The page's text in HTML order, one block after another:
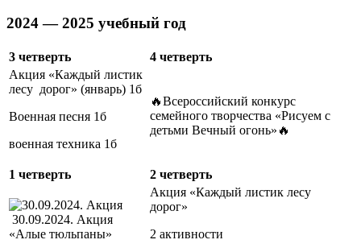
2024 — 2025 учебный год
3 четверть
4 четверть
Акция «Каждый листик
лесу дорог» (январь) 1б
Военная песня 1б
военная техника 1б
🔥Всероссийский конкурс
семейного творчества «Рисуем с
детьми Вечный огонь»🔥
1 четверть 2 четверть
30.09.2024. Акция
«Алые тюльпаны»
Акция «Каждый листик лесу
дорог»
2 активности